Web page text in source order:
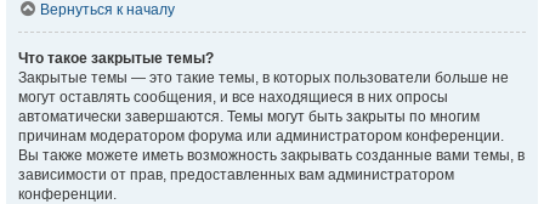
Вернуться к началу
Что такое закрытые темы?
Закрытые темы — это такие темы, в которых пользователи больше не
могут оставлять сообщения, и все находящиеся в них опросы
автоматически завершаются. Темы могут быть закрыты по многим
причинам модератором форума или администратором конференции.
Вы также можете иметь возможность закрывать созданные вами темы, в
зависимости от прав, предоставленных вам администратором
конференции.